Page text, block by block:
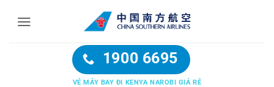
1900 6695
VÉ MÁY BAY ĐI KENYA NAROBI GIÁ RẺ